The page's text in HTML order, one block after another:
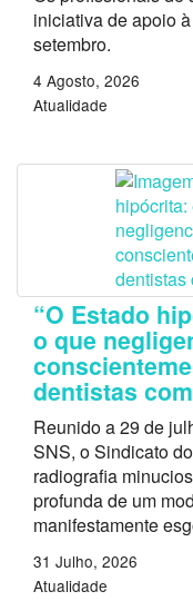
iniciativa de apoio
setembro.
4 Agosto, 2026
Atualidade
“O Estado
o que
dentistas
Reunido a 29 de
SNS, o Sindicato
radiografia
profunda de um
manifestamente
31 Julho, 2026
Atualidade